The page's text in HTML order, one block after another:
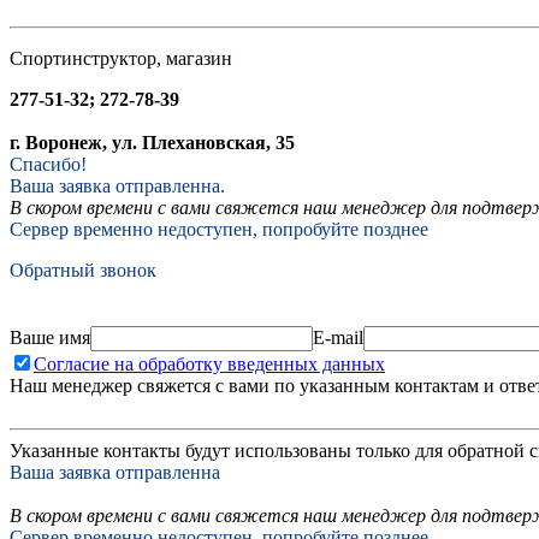
Спортинструктор, магазин
277-51-32; 272-78-39
г. Воронеж, ул. Плехановская, 35
Спасибо!
Ваша заявка отправленна.
В скором времени с вами свяжется наш менеджер для
Сервер временно недоступен, попробуйте позднее
Обратный звонок
Ваше имя
E-mail
Согласие на обработку введенных данных
Наш менеджер свяжется с вами по указанным контактам и
Указанные контакты будут использованы только для обратной
Ваша заявка отправленна
В скором времени с вами свяжется наш менеджер для